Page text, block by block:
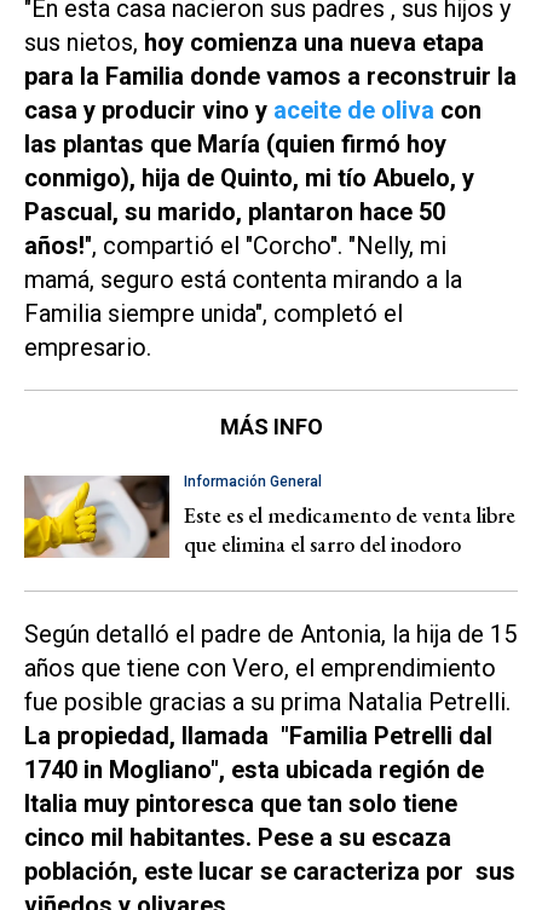
"En esta casa nacieron sus padres , sus hijos y
sus nietos, hoy comienza una nueva etapa
para la Familia donde vamos a reconstruir la
casa y producir vino y aceite de oliva con
las plantas que María (quien firmó hoy
conmigo), hija de Quinto, mi tío Abuelo, y
Pascual, su marido, plantaron hace 50
años!", compartió el "Corcho". "Nelly, mi
mamá, seguro está contenta mirando a la
Familia siempre unida", completó el
empresario.
MÁS INFO
Información General
Este es el medicamento de venta libre
que elimina el sarro del inodoro
Según detalló el padre de Antonia, la hija de 15
años que tiene con Vero, el emprendimiento
fue posible gracias a su prima Natalia Petrelli.
La propiedad, llamada "Familia Petrelli dal
1740 in Mogliano", esta ubicada región de
Italia muy pintoresca que tan solo tiene
cinco mil habitantes. Pese a su escaza
población, este lucar se caracteriza por sus